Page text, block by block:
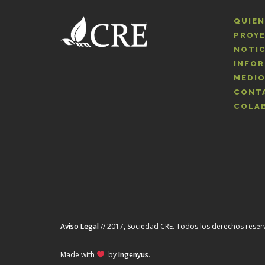
Aviso Legal// 2017, Sociedad CRE. Todos los derechos
Made with byIngenyus.